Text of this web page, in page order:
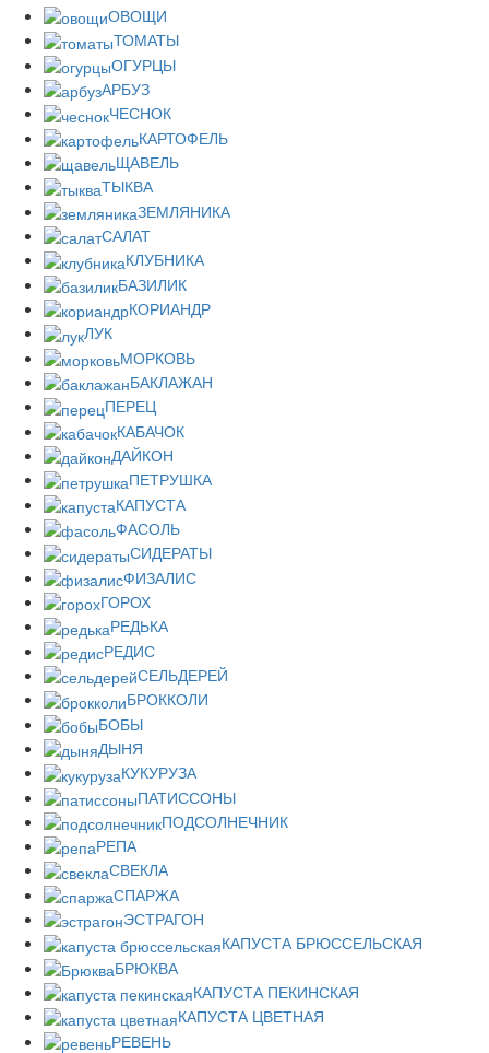
ОВОЩИ
ТОМАТЫ
ОГУРЦЫ
АРБУЗ
ЧЕСНОК
КАРТОФЕЛЬ
ЩАВЕЛЬ
ТЫКВА
ЗЕМЛЯНИКА
САЛАТ
КЛУБНИКА
БАЗИЛИК
КОРИАНДР
ЛУК
МОРКОВЬ
БАКЛАЖАН
ПЕРЕЦ
КАБАЧОК
ДАЙКОН
ПЕТРУШКА
КАПУСТА
ФАСОЛЬ
СИДЕРАТЫ
ФИЗАЛИС
ГОРОХ
РЕДЬКА
РЕДИС
СЕЛЬДЕРЕЙ
БРОККОЛИ
БОБЫ
ДЫНЯ
КУКУРУЗА
ПАТИССОНЫ
ПОДСОЛНЕЧНИК
РЕПА
СВЕКЛА
СПАРЖА
ЭСТРАГОН
КАПУСТА БРЮССЕЛЬСКАЯ
БРЮКВА
КАПУСТА ПЕКИНСКАЯ
КАПУСТА ЦВЕТНАЯ
РЕВЕНЬ